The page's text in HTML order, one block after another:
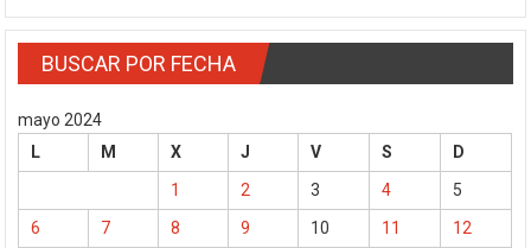
BUSCAR POR FECHA
mayo 2024
L
M X J V S
D
1
2 3 4
5
6
7 8 9 10 11
12